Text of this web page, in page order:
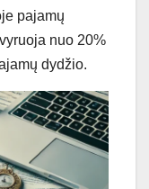
pajamų
nuo 20%
dydžio.